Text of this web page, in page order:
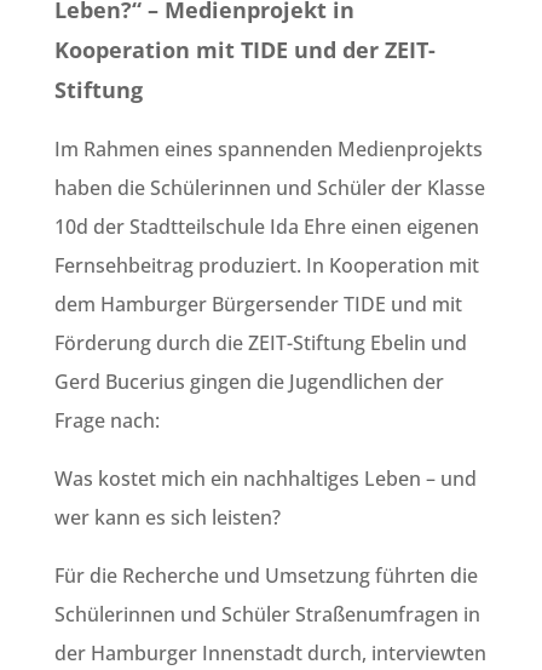
Leben?“ – Medienprojekt in
Kooperation mit TIDE und der ZEIT-
Stiftung
Im Rahmen eines spannenden Medienprojekts
haben die Schülerinnen und Schüler der Klasse
10d der Stadtteilschule Ida Ehre einen eigenen
Fernsehbeitrag produziert. In Kooperation mit
dem Hamburger Bürgersender TIDE und mit
Förderung durch die ZEIT-Stiftung Ebelin und
Gerd Bucerius gingen die Jugendlichen der
Frage nach:
Was kostet mich ein nachhaltiges Leben – und
wer kann es sich leisten?
Für die Recherche und Umsetzung führten die
Schülerinnen und Schüler Straßenumfragen in
der Hamburger Innenstadt durch, interviewten